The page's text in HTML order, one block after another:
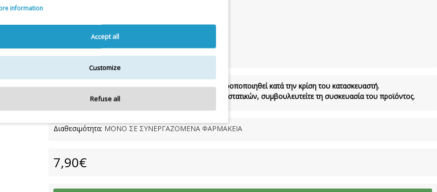
Η λίστα συστατικών δύναται να τροποποιηθεί κατά την κρίση του κατασκευαστή.
Για την πιο πλήρη και ενημερωμένη λίστα συστατικών, συμβουλευτείτε τη συσκευασία του προϊόντος.
Διαθεσιμότητα: ΜΟΝΟ ΣΕ ΣΥΝΕΡΓΑΖΟΜΕΝΑ ΦΑΡΜΑΚΕΙΑ
7,90€
information
Accept all
Customize
Refuse all